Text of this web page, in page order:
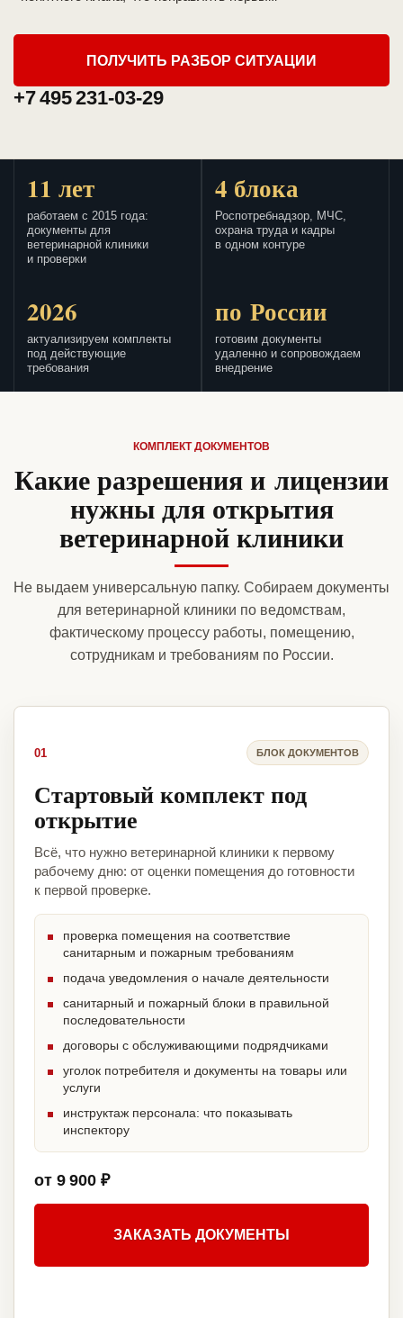
ПОЛУЧИТЬ РАЗБОР СИТУАЦИИ
+7 495 231-03-29
11 лет
работаем с 2015 года:
документы для
ветеринарной клиники
и проверки
4 блока
Роспотребнадзор, МЧС,
охрана труда и кадры
в одном контуре
2026
актуализируем комплекты
под действующие
требования
по России
готовим документы
удаленно и сопровождаем
внедрение
КОМПЛЕКТ ДОКУМЕНТОВ
Какие разрешения и лицензии
нужны для открытия
ветеринарной клиники
Не выдаем универсальную папку. Собираем документы
для ветеринарной клиники по ведомствам,
фактическому процессу работы, помещению,
сотрудникам и требованиям по России.
01 БЛОК ДОКУМЕНТОВ
Стартовый комплект под
открытие
Всё, что нужно ветеринарной клиники к первому
рабочему дню: от оценки помещения до готовности
к первой проверке.
проверка помещения на соответствие
санитарным и пожарным требованиям
подача уведомления о начале деятельности
санитарный и пожарный блоки в правильной
последовательности
договоры с обслуживающими подрядчиками
уголок потребителя и документы на товары или
услуги
инструктаж персонала: что показывать
инспектору
от 9 900 ₽
ЗАКАЗАТЬ ДОКУМЕНТЫ